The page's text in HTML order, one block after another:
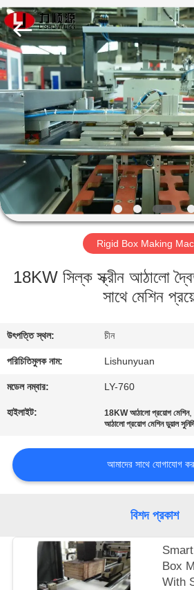
বাড়ি
পণ্য
আমাদের
সম্বন্ধে
কারখানা
আমাদের
সাথে
যোগাযোগ
খবর
অনুরোধ
করুন
Lishunyuan
Intelligent
Automation
Co.,
Ltd..
All
Rights
Reserved.
Rigid Box Making
18KW সিল্ক স্ক্রীন আঠালো
সাথে মেশিন
উৎপত্তি স্থল: চীন
পরিচিতিমুলক নাম: Lishunyuan
মডেল নম্বার: LY-760
হাইলাইট: 18KW আঠালো প্রয়োগ মেশিন,
আঠালো প্রয়োগ মেশিন ডুয়াল
আমাদের সাথে যোগাযোগ
বিশদ প্রকাশ
Box
With